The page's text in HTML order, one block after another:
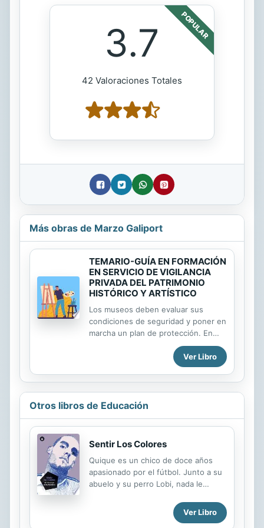
POPULAR
3.7
42 Valoraciones Totales
Más obras de Marzo Galiport
TEMARIO-GUÍA EN FORMACIÓN
EN SERVICIO DE VIGILANCIA
PRIVADA DEL PATRIMONIO
HISTÓRICO Y ARTÍSTICO
Los museos deben evaluar sus
condiciones de seguridad y poner en
marcha un plan de protección. En
particular, se aconseja:- mantener
los servicios de seguridad las 24
horas del día, 7 días a la semana
(número de personal capacitado
disponible que pueda desplazarse
fácilmente, con una lista de
funcionamiento todos los sistemas
de detección de intrusos, en
particular las cámaras de vigilancia y
las alarmas, (dentro y fuera, 24 horas
al día, 7 días a la semana), que
deberán ser comprobadas
seguridad,- establecer un...
Ver Libro
Otros libros de Educación
Sentir Los Colores
Quique es un chico de doce años
apasionado por el fútbol. Junto a su
abuelo y su perro Lobi, nada le
Majéstic. Los hinchas del Majéstic
alaban su entusiasmo. Cuando la
Ver Libro